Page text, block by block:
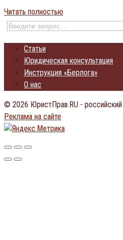
Читать полностью
Статьи
Юридическая консультация
Инструкция «Берлога»
О нас
© 2026 ЮристПрав.RU - российский
Реклама на сайте